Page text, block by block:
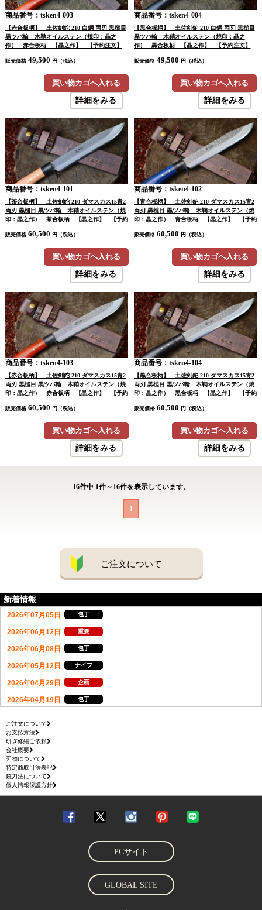
商品番号：tsken4-003
【赤合板柄】 土佐剣鉈 210 白鋼 両刃 黒槌目
黒ツバ輪 木鞘オイルステン（焼印：晶之
作） 赤合板柄 【晶之作】 【予約注文】
販売価格 49,500 円（税込）
買い物カゴへ入れる
詳細をみる
商品番号：tsken4-004
【黒合板柄】 土佐剣鉈 210 白鋼 両刃 黒槌目
黒ツバ輪 木鞘オイルステン（焼印：晶之
作） 黒合板柄 【晶之作】 【予約注文】
販売価格 49,500 円（税込）
買い物カゴへ入れる
詳細をみる
商品番号：tsken4-101
【茶合板柄】 土佐剣鉈 210 ダマスカス15青2
両刃 黒槌目 黒ツバ輪 木鞘オイルステン（焼
印：晶之作） 茶合板柄 【晶之作】 【予約
販売価格 60,500 円（税込）
買い物カゴへ入れる
詳細をみる
商品番号：tsken4-102
【青合板柄】 土佐剣鉈 210 ダマスカス15青2
両刃 黒槌目 黒ツバ輪 木鞘オイルステン（焼
印：晶之作） 青合板柄 【晶之作】 【予約
販売価格 60,500 円（税込）
買い物カゴへ入れる
詳細をみる
商品番号：tsken4-103
【赤合板柄】 土佐剣鉈 210 ダマスカス15青2
両刃 黒槌目 黒ツバ輪 木鞘オイルステン（焼
印：晶之作） 赤合板柄 【晶之作】 【予約
販売価格 60,500 円（税込）
買い物カゴへ入れる
詳細をみる
商品番号：tsken4-104
【黒合板柄】 土佐剣鉈 210 ダマスカス15青2
両刃 黒槌目 黒ツバ輪 木鞘オイルステン（焼
印：晶之作） 黒合板柄 【晶之作】 【予約
販売価格 60,500 円（税込）
買い物カゴへ入れる
詳細をみる
16件中 1件～ 16件を表示しています。
1
ご注文について
新着情報
ご注文について
お支払方法
研ぎ修繕ご依頼
会社概要
刃物について
特定商取引法表記
銃刀法について
個人情報保護方針
PCサイト
GLOBAL SITE